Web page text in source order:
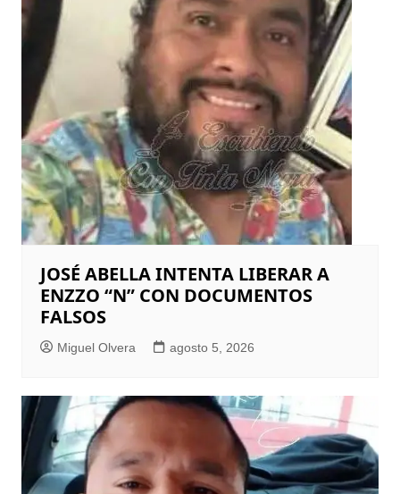
JOSÉ ABELLA INTENTA LIBERAR A
ENZZO “N” CON DOCUMENTOS
FALSOS
Miguel Olvera agosto 5, 2026